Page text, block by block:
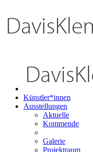
Künstler*innen
Ausstellungen
Aktuelle
Kommende
Galerie
Projektraum